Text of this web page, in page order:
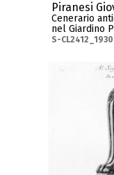
Piranesi
Cenerario
nel Giardino
S-